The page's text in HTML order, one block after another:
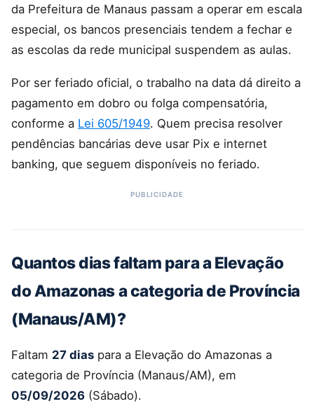
da Prefeitura de Manaus passam a operar em escala
especial, os bancos presenciais tendem a fechar e
as escolas da rede municipal suspendem as aulas.
Por ser feriado oficial, o trabalho na data dá direito a
pagamento em dobro ou folga compensatória,
conforme a Lei 605/1949. Quem precisa resolver
pendências bancárias deve usar Pix e internet
banking, que seguem disponíveis no feriado.
Quantos dias faltam para a Elevação
do Amazonas a categoria de Província
(Manaus/AM)?
Faltam 27 dias para a Elevação do Amazonas a
categoria de Província (Manaus/AM), em
05/09/2026 (Sábado).